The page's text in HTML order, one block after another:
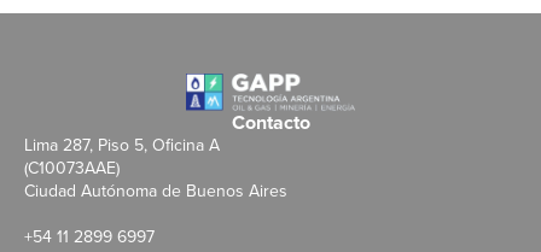
Contacto
Lima 287, Piso 5, Oficina A
(C10073AAE)
Ciudad Autónoma de Buenos Aires
+54 11 2899 6997